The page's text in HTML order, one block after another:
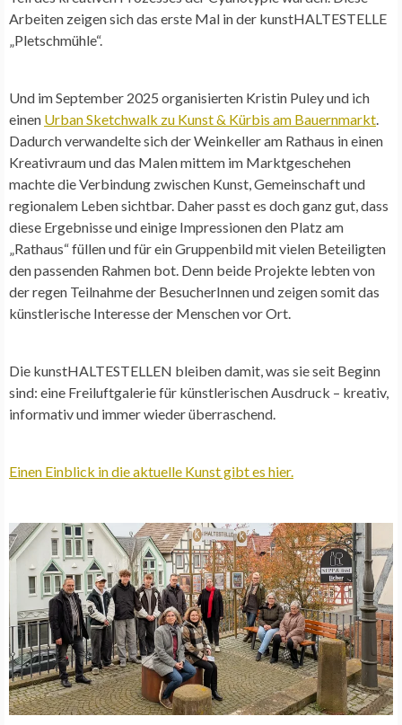
Arbeiten zeigen sich das erste Mal in der kunstHALTESTELLE
„Pletschmühle“.
Und im September 2025 organisierten Kristin Puley und ich
einen Urban Sketchwalk zu Kunst & Kürbis am Bauernmarkt.
Dadurch verwandelte sich der Weinkeller am Rathaus in einen
Kreativraum und das Malen mittem im Marktgeschehen
machte die Verbindung zwischen Kunst, Gemeinschaft und
regionalem Leben sichtbar. Daher passt es doch ganz gut, dass
diese Ergebnisse und einige Impressionen den Platz am
„Rathaus“ füllen und für ein Gruppenbild mit vielen Beteiligten
den passenden Rahmen bot. Denn beide Projekte lebten von
der regen Teilnahme der BesucherInnen und zeigen somit das
künstlerische Interesse der Menschen vor Ort.
Die kunstHALTESTELLEN bleiben damit, was sie seit Beginn
sind: eine Freiluftgalerie für künstlerischen Ausdruck – kreativ,
informativ und immer wieder überraschend.
Einen Einblick in die aktuelle Kunst gibt es hier.